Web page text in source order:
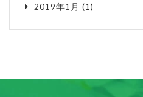
2019年1月 (1)